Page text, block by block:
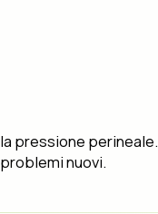
pressione perineale.
nuovi.